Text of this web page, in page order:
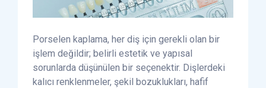
Porselen kaplama, her diş için gerekli olan bir
işlem değildir; belirli estetik ve yapısal
sorunlarda düşünülen bir seçenektir. Dişlerdeki
kalıcı renklenmeler, şekil bozuklukları, hafif